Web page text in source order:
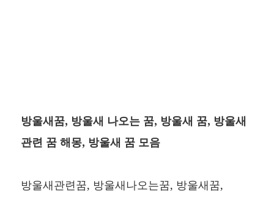
방울새꿈, 방울새 나오는 꿈, 방울새 꿈, 방울새
관련 꿈 해몽, 방울새 꿈 모음
방울새관련꿈, 방울새나오는꿈, 방울새꿈,